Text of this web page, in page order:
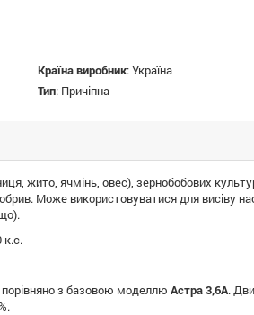
Країна виробник:Україна
Тип: Причіпна
жито, ячмінь, овес), зернобобових
Може використовуватися для висіву
к.с.
порівняно з базовою моделлю Астра 3,6А.